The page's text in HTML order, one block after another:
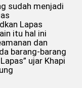
sudah menjadi
Lapas
itu hal ini
dan
barang-barang
ujar Khapi